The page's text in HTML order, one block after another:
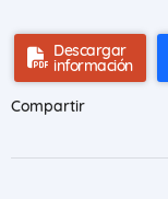
Descargar
información
Compartir